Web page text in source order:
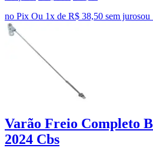
no Pix Ou 1x de R$ 38,50 sem jurosou
Varão Freio Completo
2024 Cbs